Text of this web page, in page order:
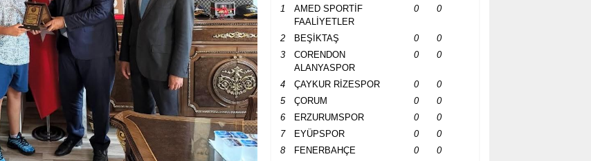
1
AMED SPORTİF
FAALİYETLER
0 0
2 BEŞİKTAŞ 0
0
3
CORENDON
ALANYASPOR
0 0
4 ÇAYKUR RİZESPOR 0
0
5
ÇORUM 0
0
6
ERZURUMSPOR 0
0
7
EYÜPSPOR 0
0
8
FENERBAHÇE 0
0